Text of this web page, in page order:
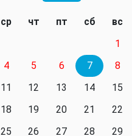
нейтралитета больше не будет
президенту приходится все
делать самому
ср чт пт сб
вс
1
4 5 6 7
8
11 12 13 14
15
18 19 20 21
22
25 26 27 28
29